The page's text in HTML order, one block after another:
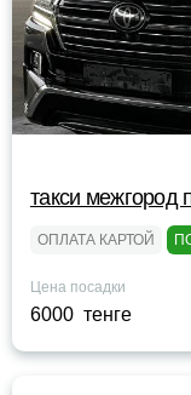
такси межгород
ОПЛАТА КАРТОЙ
Цена посадки
6000 тенге